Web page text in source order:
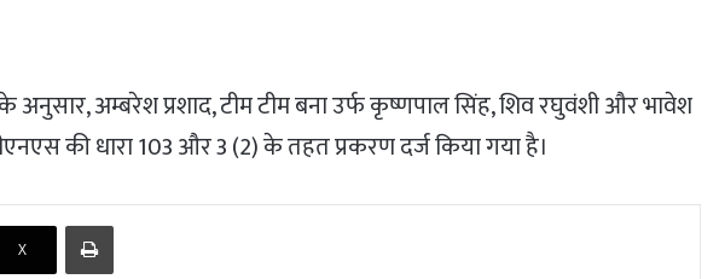
के अनुसार, अम्बरेश प्रशाद, टीम टीम बना उर्फ कृष्णपाल सिंह, शिव रघुवंशी और भावेश
की धारा 103 और 3 (2) के तहत प्रकरण दर्ज किया गया है।
X
Print